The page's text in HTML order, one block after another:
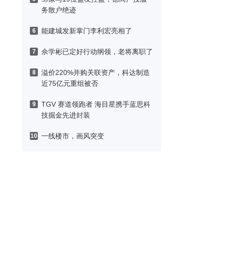
务散户绝迹
6 能建城发新掌门李利宏亮相了
7 佘学彬已定好行动纲领，老将离职了
8
溢价220%并购关联资产，科达制造
近75亿元重组被否
9
TGV 赛道领跑者 海目星携手蓝思科
技掘金先进封装
10 一线楼市，画风突变